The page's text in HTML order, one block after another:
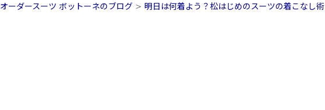
オーダースーツ ボットーネのブログ > 明日は何着よう？松はじめのスーツの着こなし術